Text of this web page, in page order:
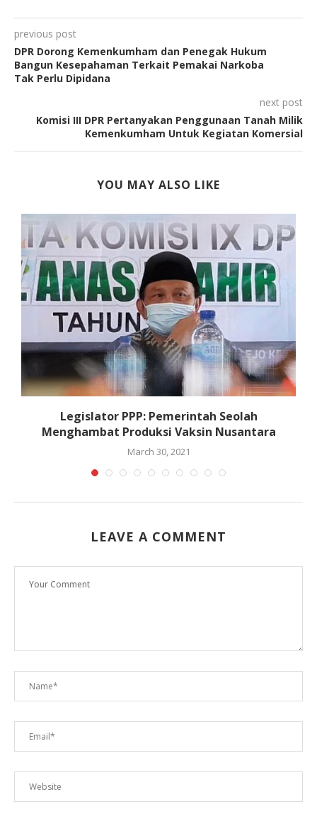
previous post
DPR Dorong Kemenkumham dan Penegak Hukum
Bangun Kesepahaman Terkait Pemakai Narkoba
Tak Perlu Dipidana
next post
Komisi III DPR Pertanyakan Penggunaan Tanah Milik
Kemenkumham Untuk Kegiatan Komersial
YOU MAY ALSO LIKE
Legislator PPP: Pemerintah Seolah
Menghambat Produksi Vaksin Nusantara
March 30, 2021
LEAVE A COMMENT